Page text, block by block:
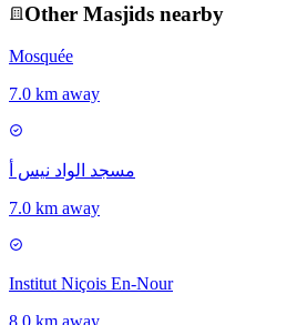
Other Masjids nearby
Mosquée
7.0 km away
مسجد الواد نيس أ
7.0 km away
Institut Niçois En-Nour